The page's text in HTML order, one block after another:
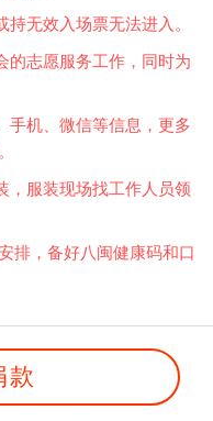
无效入场票无法进入。
的志愿服务工作，同时为
手机、微信等信息，更多
，服装现场找工作人员领
排，备好八闽健康码和口
款